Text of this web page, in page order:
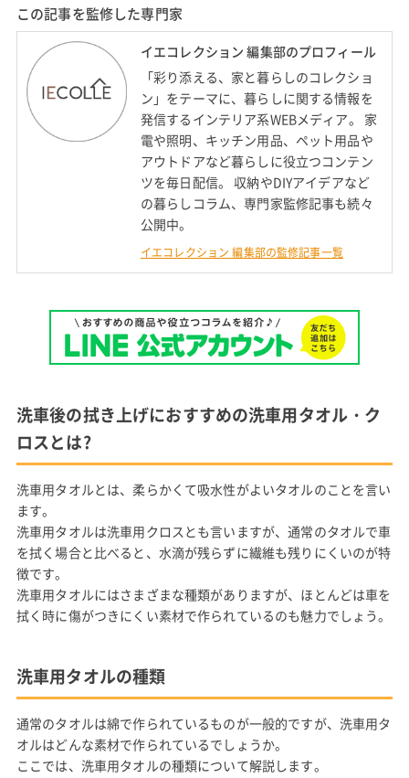
この記事を監修した専門家
イエコレクション 編集部のプロフィール
「彩り添える、家と暮らしのコレクショ
ン」をテーマに、暮らしに関する情報を
発信するインテリア系WEBメディア。 家
電や照明、キッチン用品、ペット用品や
アウトドアなど暮らしに役立つコンテン
ツを毎日配信。 収納やDIYアイデアなど
の暮らしコラム、専門家監修記事も続々
公開中。
イエコレクション 編集部の監修記事一覧
洗車後の拭き上げにおすすめの洗車用タオル・ク
ロスとは?
洗車用タオルとは、柔らかくて吸水性がよいタオルのことを言い
ます。
洗車用タオルは洗車用クロスとも言いますが、通常のタオルで車
を拭く場合と比べると、水滴が残らずに繊維も残りにくいのが特
徴です。
洗車用タオルにはさまざまな種類がありますが、ほとんどは車を
拭く時に傷がつきにくい素材で作られているのも魅力でしょう。
洗車用タオルの種類
通常のタオルは綿で作られているものが一般的ですが、洗車用タ
オルはどんな素材で作られているでしょうか。
ここでは、洗車用タオルの種類について解説します。